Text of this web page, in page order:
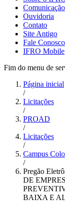
Comunicação
Ouvidoria
Contato
Site Antigo
Fale Conosco
IFRO Mobile
Fim do menu de
Página inicial
/
Licitações
/
PROAD
/
Licitações
/
Campus
/
Pregão
DE
BAIXA E